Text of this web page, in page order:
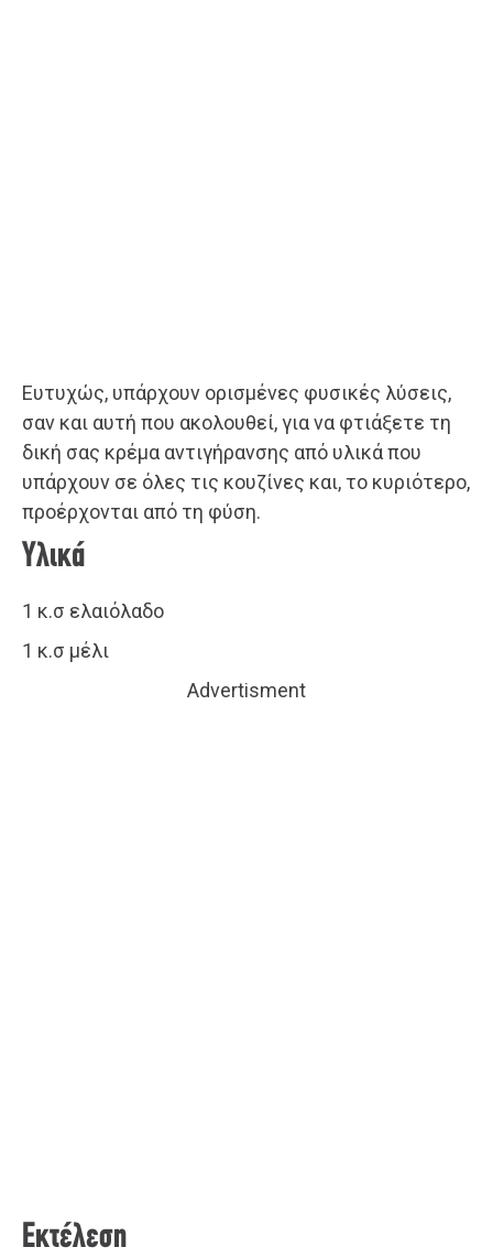
Ευτυχώς, υπάρχουν ορισμένες φυσικές λύσεις,
σαν και αυτή που ακολουθεί, για να φτιάξετε τη
δική σας κρέμα αντιγήρανσης από υλικά που
υπάρχουν σε όλες τις κουζίνες και, το κυριότερο,
προέρχονται από τη φύση.
Υλικά
1 κ.σ ελαιόλαδο
1 κ.σ μέλι
Advertisment
Εκτέλεση